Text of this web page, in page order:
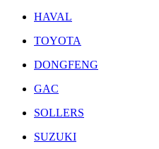
HAVAL
TOYOTA
DONGFENG
GAC
SOLLERS
SUZUKI